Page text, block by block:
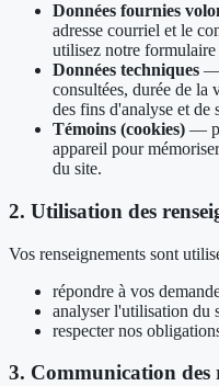
Données fournies
adresse courriel et le
utilisez notre formulaire
Données techniques —
consultées, durée de la
des fins d'analyse et de
Témoins (cookies) —
appareil pour
du site.
2. Utilisation des
Vos renseignements sont
répondre à vos
analyser l'utilisation du
respecter nos
3. Communication des